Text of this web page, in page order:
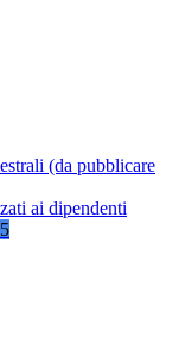
(da pubblicare
ai dipendenti